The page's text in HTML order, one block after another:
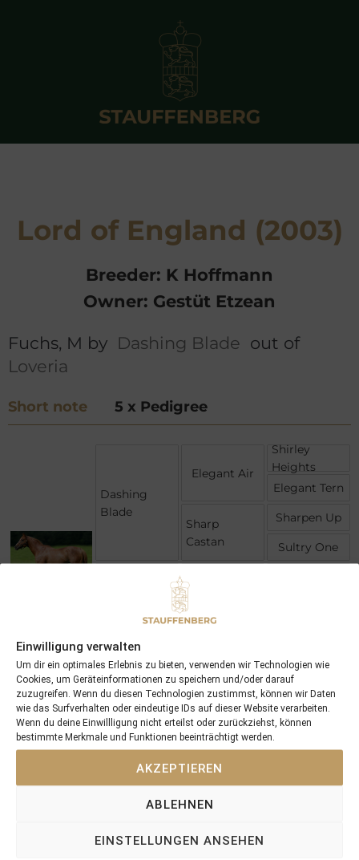
Einwilligung verwalten
Um dir ein optimales Erlebnis zu bieten, verwenden wir Technologien wie
Cookies, um Geräteinformationen zu speichern und/oder darauf
zuzugreifen. Wenn du diesen Technologien zustimmst, können wir Daten
wie das Surfverhalten oder eindeutige IDs auf dieser Website verarbeiten.
Wenn du deine Einwillligung nicht erteilst oder zurückziehst, können
bestimmte Merkmale und Funktionen beeinträchtigt werden.
AKZEPTIEREN
ABLEHNEN
EINSTELLUNGEN ANSEHEN
Lord of England (2003)
Breeder: K Hoffmann
Owner: Gestüt Etzean
Fuchs, M by Dashing Blade out of
Loveria
Short note 5 x Pedigree
Dashing
Blade
Loveria
Elegant Air
Sharp
Castan
Shirley
Heights
Elegant Tern
Sharpen Up
Sultry One
Love In
Gr.1 Winner